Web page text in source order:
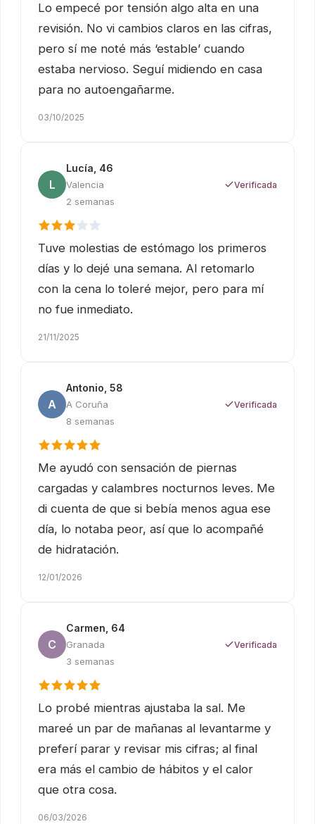
Lo empecé por tensión algo alta en una
revisión. No vi cambios claros en las cifras,
pero sí me noté más ‘estable’ cuando
estaba nervioso. Seguí midiendo en casa
para no autoengañarme.
03/10/2025
L
Lucía, 46
Valencia
2 semanas
Verificada
Tuve molestias de estómago los primeros
días y lo dejé una semana. Al retomarlo
con la cena lo toleré mejor, pero para mí
no fue inmediato.
21/11/2025
A
Antonio, 58
A Coruña
8 semanas
Verificada
Me ayudó con sensación de piernas
cargadas y calambres nocturnos leves. Me
di cuenta de que si bebía menos agua ese
día, lo notaba peor, así que lo acompañé
de hidratación.
12/01/2026
C
Carmen, 64
Granada
3 semanas
Verificada
Lo probé mientras ajustaba la sal. Me
mareé un par de mañanas al levantarme y
preferí parar y revisar mis cifras; al final
era más el cambio de hábitos y el calor
que otra cosa.
06/03/2026